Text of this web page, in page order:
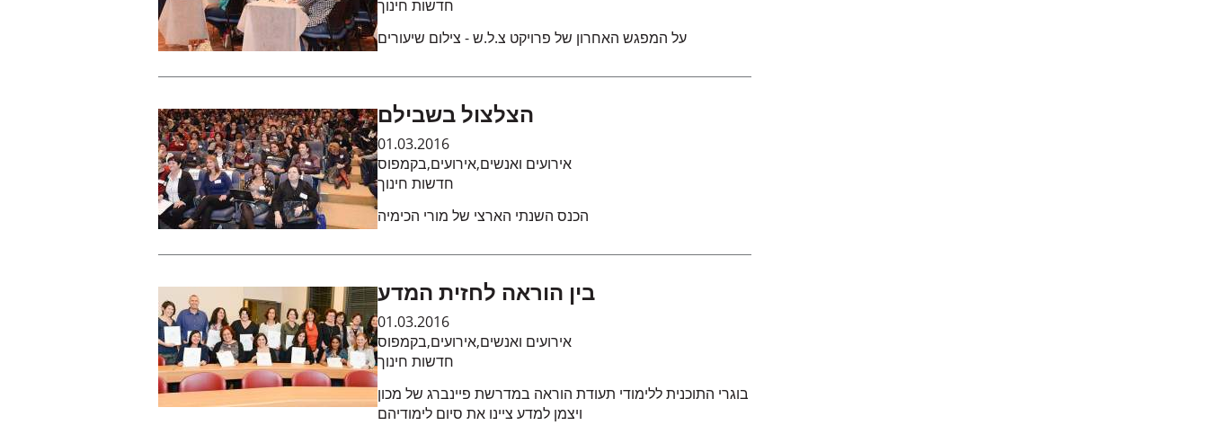
חדשות חינוך
על המפגש האחרון של פרויקט צ.ל.ש - צילום שיעורים
הצלצול בשבילם
01.03.2016
אירועים ואנשים,אירועים,בקמפוס
חדשות חינוך
הכנס השנתי הארצי של מורי הכימיה
בין הוראה לחזית המדע
01.03.2016
אירועים ואנשים,אירועים,בקמפוס
חדשות חינוך
בוגרי התוכנית ללימודי תעודת הוראה במדרשת פיינברג של מכון
ויצמן למדע ציינו את סיום לימודיהם